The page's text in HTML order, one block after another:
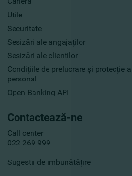
Utile
Securitate
Sesizări ale angajaților
Sesizări ale clienților
Condițiile de prelucrare și protecție
personal
Open Banking API
Contactează-ne
Call center
022 269 999
Sugestii de îmbunătățire